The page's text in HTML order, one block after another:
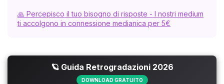
🙏 Percepisco il tuo bisogno di risposte - I nostri medium
ti accolgono in connessione medianica per 5€
🪐 Guida Retrogradazioni 2026
DOWNLOAD GRATUITO